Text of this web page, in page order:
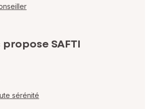
propose SAFTI
sérénité